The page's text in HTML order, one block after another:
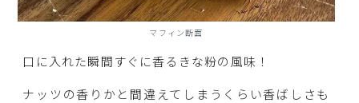
マフィン断面
口に入れた瞬間すぐに香るきな粉の風味！
ナッツの香りかと間違えてしまうくらい香ばしさも